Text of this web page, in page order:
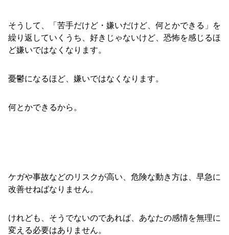
そうして、「苦手だけど・嫌いだけど、何とかできる」を
繰り返していくうち、好きじゃないけど、恐怖を感じるほ
ど嫌いではなくなります。
憂鬱になるほど、嫌いではなくなります。
何とかできるから。
ケガや事故などのリスクが高い、危険な動き方は、早急に
改善せねばなりません。
けれども、そうでないのであれば、あなたの感情を無理に
変える必要はありません。